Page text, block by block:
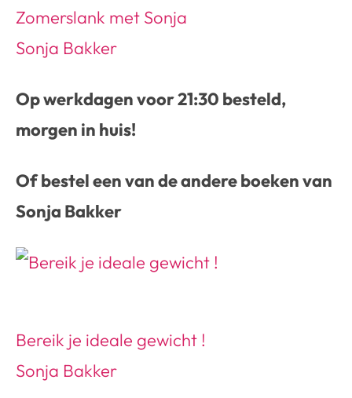
Zomerslank met Sonja
Sonja Bakker
Op werkdagen voor 21:30 besteld,
morgen in huis!
Of bestel een van de andere boeken van
Sonja Bakker
Bereik je ideale gewicht !
Sonja Bakker